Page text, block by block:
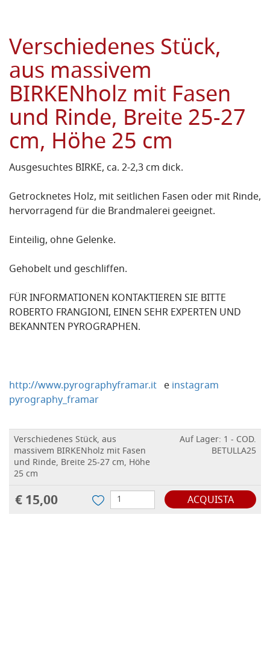
Verschiedenes Stück,
aus massivem
BIRKENholz mit Fasen
und Rinde, Breite 25-27
cm, Höhe 25 cm
Ausgesuchtes BIRKE, ca. 2-2,3 cm dick.
Getrocknetes Holz, mit seitlichen Fasen oder mit Rinde,
hervorragend für die Brandmalerei geeignet.
Einteilig, ohne Gelenke.
Gehobelt und geschliffen.
FÜR INFORMATIONEN KONTAKTIEREN SIE BITTE
ROBERTO FRANGIONI, EINEN SEHR EXPERTEN UND
BEKANNTEN PYROGRAPHEN.
http://www.pyrographyframar.it einstagram
pyrography_framar
Verschiedenes Stück, aus
massivem BIRKENholz mit Fasen
und Rinde, Breite 25-27 cm, Höhe
25 cm
Auf Lager: 1 - COD.
BETULLA25
€ 15,00 ACQUISTA